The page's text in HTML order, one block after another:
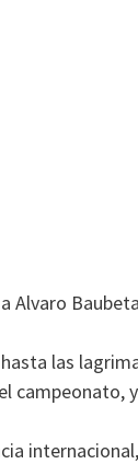
Alvaro
las
campeonato, y
internacional,